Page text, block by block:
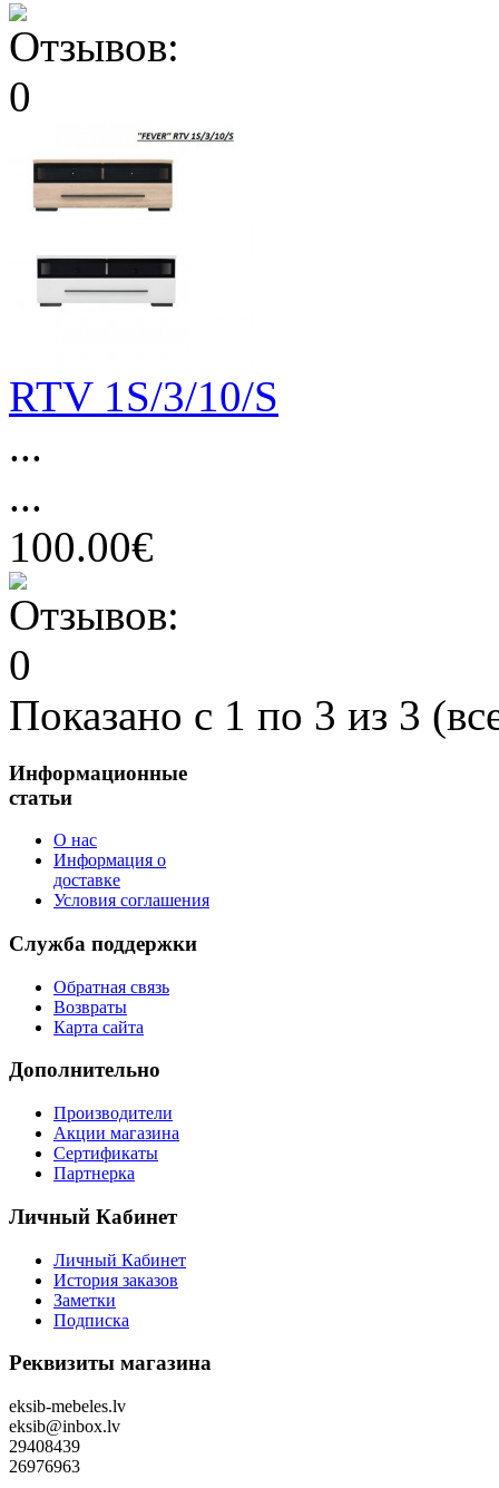
RTV 1S/3/10/S
...
...
100.00€
Показано с 1 по 3 из 3
Информационные
статьи
О нас
Информация о
доставке
Условия соглашения
Служба поддержки
Обратная связь
Возвраты
Карта сайта
Дополнительно
Производители
Акции магазина
Сертификаты
Партнерка
Личный Кабинет
Личный Кабинет
История заказов
Заметки
Подписка
Реквизиты магазина
eksib-mebeles.lv
eksib@inbox.lv
29408439
26976963